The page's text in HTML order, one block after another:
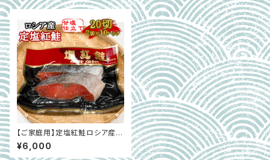
【ご家庭用】定塩紅鮭ロシア産
(甘口) 2切×10入
¥6,000